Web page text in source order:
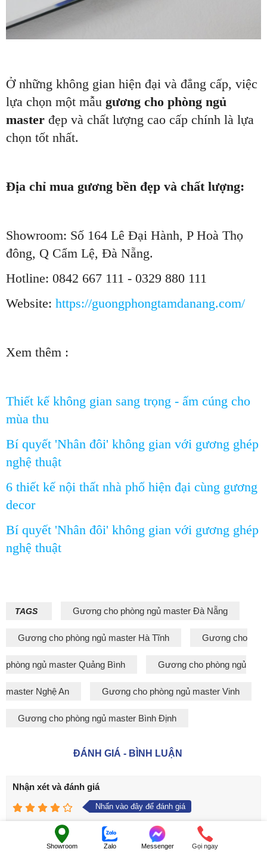
Ở những không gian hiện đại và đẳng cấp, việc
lựa chọn một mẫu gương cho phòng ngủ
master đẹp và chất lượng cao cấp chính là lựa
chọn tốt nhất.
Địa chỉ mua gương bền đẹp và chất lượng:
Showroom: Số 164 Lê Đại Hành, P Hoà Thọ
đông, Q Cẩm Lệ, Đà Nẵng.
Hotline: 0842 667 111 - 0329 880 111
Website: https://guongphongtamdanang.com/
Xem thêm :
Thiết kế không gian sang trọng - ấm cúng cho
mùa thu
Bí quyết 'Nhân đôi' không gian với gương ghép
nghệ thuật
6 thiết kế nội thất nhà phố hiện đại cùng gương
decor
Bí quyết 'Nhân đôi' không gian với gương ghép
nghệ thuật
TAGS Gương cho phòng ngủ master Đà Nẵng
Gương cho phòng ngủ master Hà Tĩnh Gương cho
phòng ngủ master Quảng Bình Gương cho phòng ngủ
master Nghệ An Gương cho phòng ngủ master Vinh
Gương cho phòng ngủ master Bình Định
ĐÁNH GIÁ - BÌNH LUẬN
Nhận xét và đánh giá
Nhấn vào đây để đánh giá
Showroom Zalo Messenger Gọi ngay